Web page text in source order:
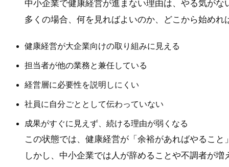
中小企業で健康経営が進まない理由は、やる気がな
多くの場合、何を見ればよいのか、どこから始め
健康経営が大企業向けの取り組みに見える
担当者が他の業務と兼任している
経営層に必要性を説明しにくい
社員に自分ごととして伝わっていない
成果がすぐに見えず、続ける理由が弱くなる
この状態では、健康経営が「余裕があればやること
しかし、中小企業では人が辞めることや不調者が